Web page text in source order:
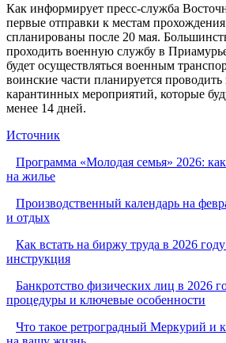
Как информирует пресс-служба
первые отправки к местам
спланированы после 20 мая.
проходить военную службу в
будет осуществляться военным
воинские части планируется проводить
карантинных мероприятий, которые
менее 14 дней.
Источник
Программа «Молодая семья» 2026:
на жилье
Производственный календарь на
и отдых
Как встать на биржу труда в 2026
инструкция
Банкротство физических лиц в 2026
процедуры и ключевые особенности
Что такое ретроградный Меркурий и